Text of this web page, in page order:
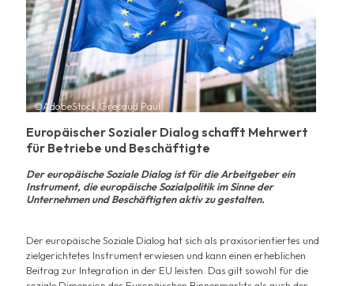
©AdobeStock Grecaud Paul
Europäischer Sozialer Dialog schafft Mehrwert
für Betriebe und Beschäftigte
Der europäische Soziale Dialog ist für die Arbeitgeber ein
Instrument, die europäische Sozialpolitik im Sinne der
Unternehmen und Beschäftigten aktiv zu gestalten.
Der europäische Soziale Dialog hat sich als praxisorientiertes und
zielgerichtetes Instrument erwiesen und kann einen erheblichen
Beitrag zur Integration in der EU leisten. Das gilt sowohl für die